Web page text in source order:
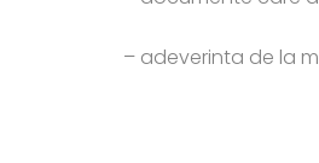
– adeverinta de la